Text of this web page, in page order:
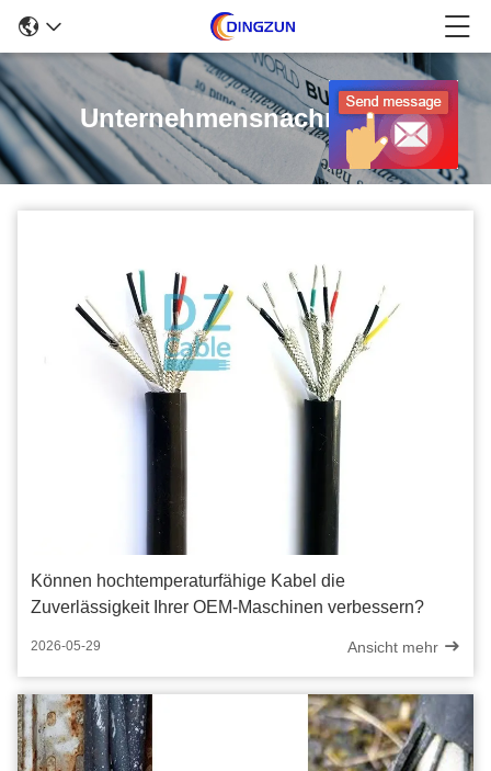
Unternehmensnachrichten
Können hochtemperaturfähige Kabel die
Zuverlässigkeit Ihrer OEM-Maschinen verbessern?
2026-05-29 Ansicht mehr